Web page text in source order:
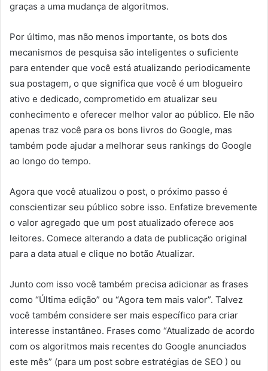
graças a uma mudança de algoritmos.
Por último, mas não menos importante, os bots dos
mecanismos de pesquisa são inteligentes o suficiente
para entender que você está atualizando periodicamente
sua postagem, o que significa que você é um blogueiro
ativo e dedicado, comprometido em atualizar seu
conhecimento e oferecer melhor valor ao público. Ele não
apenas traz você para os bons livros do Google, mas
também pode ajudar a melhorar seus rankings do Google
ao longo do tempo.
Agora que você atualizou o post, o próximo passo é
conscientizar seu público sobre isso. Enfatize brevemente
o valor agregado que um post atualizado oferece aos
leitores. Comece alterando a data de publicação original
para a data atual e clique no botão Atualizar.
Junto com isso você também precisa adicionar as frases
como “Última edição” ou “Agora tem mais valor”. Talvez
você também considere ser mais específico para criar
interesse instantâneo. Frases como “Atualizado de acordo
com os algoritmos mais recentes do Google anunciados
este mês” (para um post sobre estratégias de SEO ) ou